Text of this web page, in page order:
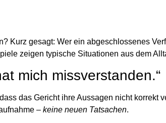
Kurz gesagt: Wer ein abgeschlossenes
zeigen typische Situationen aus dem
mich missverstanden.“
das Gericht ihre Aussagen nicht korrekt
– keine neuen Tatsachen.